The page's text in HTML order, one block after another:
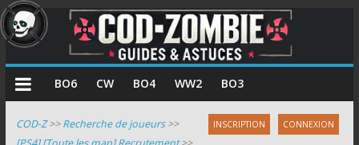
COD
Zombie
BO6 CW BO4 WW2 BO3
INSCRIPTION CONNEXION
COD-Z>>Recherche de joueurs>>